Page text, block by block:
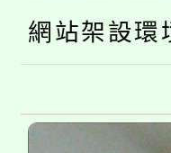
半價
份教師
大溪
份教師
淨零
會
115年
網站架設環